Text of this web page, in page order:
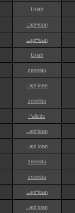
Uriah
LapHoan
LapHoan
Uriah
zeonlau
LapHoan
zeonlau
Pallette
LapHoan
LapHoan
zeonlau
zeonlau
LapHoan
LapHoan